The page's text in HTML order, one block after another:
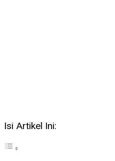
Isi Artikel Ini: